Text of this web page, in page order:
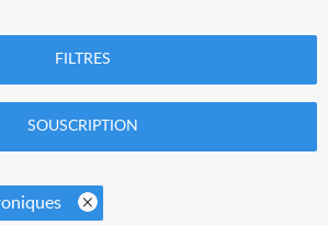
FILTRES
SOUSCRIPTION